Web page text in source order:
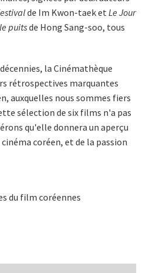
de Im Kwon-taek et Le Jour
puitsde Hong Sang-soo, tous
la Cinémathèque
rétrospectives marquantes
auxquelles nous sommes fiers
sélection de six films n'a pas
qu'elle donnera un aperçu
coréen, et de la passion
du film coréennes